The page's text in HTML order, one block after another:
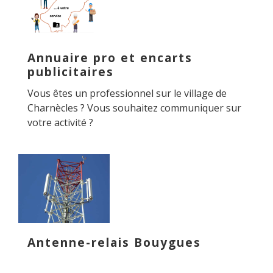
Annuaire pro et encarts
publicitaires
Vous êtes un professionnel sur le village de
Charnècles ? Vous souhaitez communiquer sur
votre activité ?
Antenne-relais Bouygues